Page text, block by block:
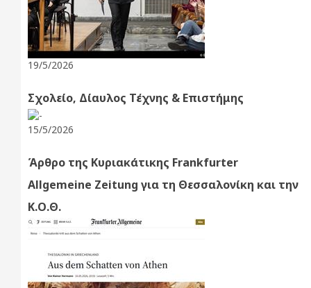
19/5/2026
Σχολείο, Δίαυλος Τέχνης & Επιστήμης
15/5/2026
Άρθρο της Κυριακάτικης Frankfurter
Allgemeine Zeitung για τη Θεσσαλονίκη και την
Κ.Ο.Θ.